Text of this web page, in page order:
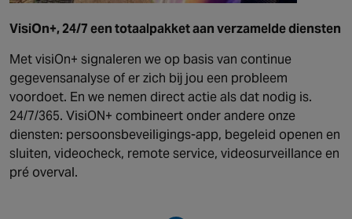
VisiOn+, 24/7 een totaalpakket aan verzamelde diensten
Met visiOn+ signaleren we op basis van continue
gegevensanalyse of er zich bij jou een probleem
voordoet. En we nemen direct actie als dat nodig is.
24/7/365. VisiON+ combineert onder andere onze
diensten: persoonsbeveiligings-app, begeleid openen en
sluiten, videocheck, remote service, videosurveillance en
pré overval.